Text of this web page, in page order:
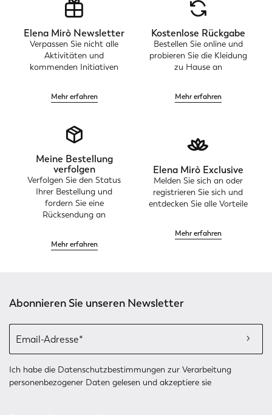
Elena Mirò Newsletter
Verpassen Sie nicht alle
Aktivitäten und
kommenden Initiativen
Mehr erfahren
Kostenlose Rückgabe
Bestellen Sie online und
probieren Sie die Kleidung
zu Hause an
Mehr erfahren
Meine Bestellung
verfolgen
Verfolgen Sie den Status
Ihrer Bestellung und
fordern Sie eine
Rücksendung an
Mehr erfahren
Elena Mirò Exclusive
Melden Sie sich an oder
registrieren Sie sich und
entdecken Sie alle Vorteile
Mehr erfahren
Abonnieren Sie unseren Newsletter
Ich habe die Datenschutzbestimmungen zur Verarbeitung
personenbezogener Daten gelesen und akzeptiere sie